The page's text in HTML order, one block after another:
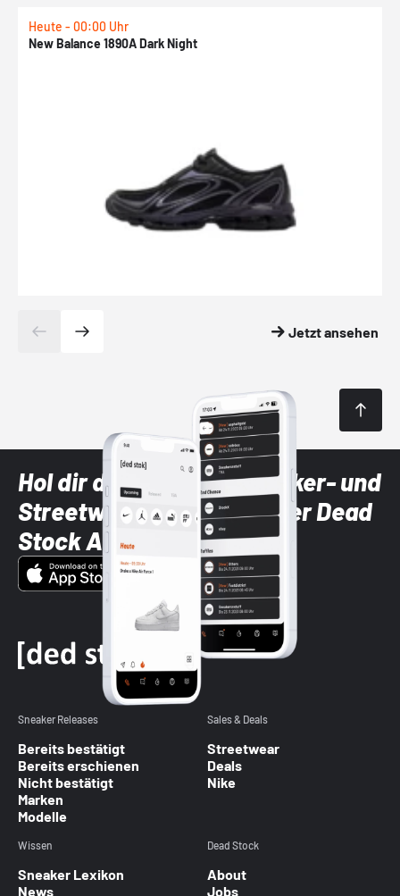
Heute - 00:00 Uhr
New Balance 1890A Dark Night
Jetzt ansehen
Hol dir die neuesten Sneaker- und
Streetwear-Brands mit der Dead
Stock App
Sneaker Releases
Bereits bestätigt
Bereits erschienen
Nicht bestätigt
Marken
Modelle
Sales & Deals
Streetwear
Deals
Nike
Wissen
Sneaker Lexikon
News
Dead Stock
About
Jobs